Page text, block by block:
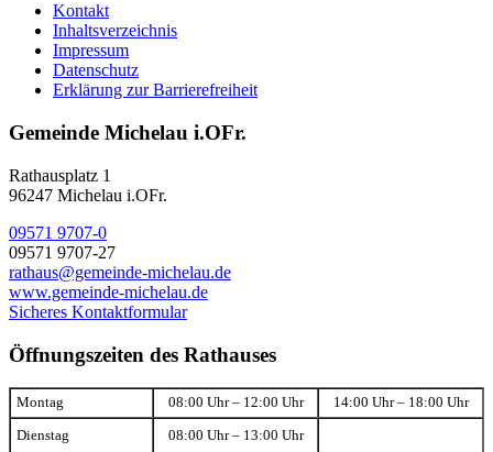
Kontakt
Inhaltsverzeichnis
Impressum
Datenschutz
Erklärung zur Barrierefreiheit
Gemeinde Michelau i.OFr.
Rathausplatz 1
96247 Michelau i.OFr.
09571 9707-0
09571 9707-27
rathaus@gemeinde-michelau.de
www.gemeinde-michelau.de
Sicheres Kontaktformular
Öffnungszeiten des Rathauses
Montag 08:00 Uhr – 12:00 Uhr 14:00 Uhr – 18:00 Uhr
Dienstag 08:00 Uhr – 13:00 Uhr